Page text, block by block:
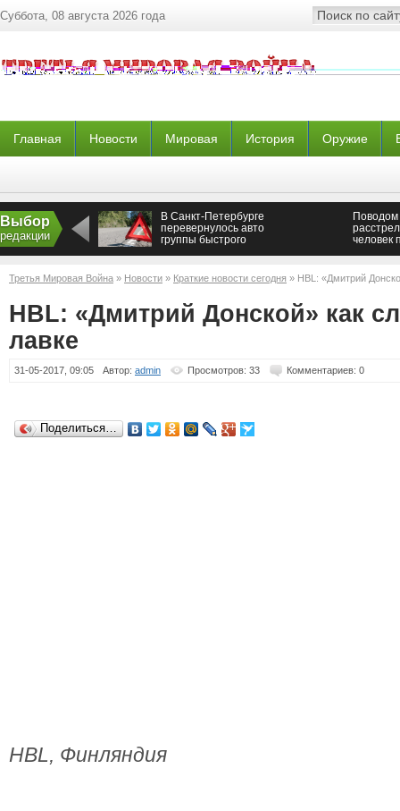
Суббота, 08 августа 2026 года
Главная Новости Мировая История Оружие
Выбор
редакции
В Санкт-Петербурге
перевернулось авто
группы быстрого
человек
Третья Мировая Война » Новости » Краткие новости сегодня » HBL: «Дмитрий
HBL: «Дмитрий Донской» как
лавке
31-05-2017, 09:05 Автор: admin Просмотров: 33 Комментариев: 0
Поделиться…
HBL, Финляндия